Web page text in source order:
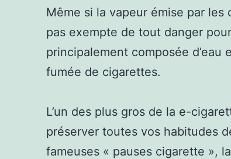
Même si la vapeur émise par les
pas exempte de tout danger
principalement composée
fumée de cigarettes.
L’un des plus gros de la e-
préserver toutes vos habitudes
fameuses « pauses cigarette »,